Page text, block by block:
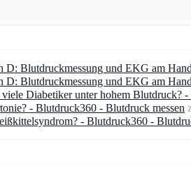
D: Blutdruckmessung und EKG am
D: Blutdruckmessung und EKG am
Diabetiker unter hohem Blutdruck?
- Blutdruck360 - Blutdruck messen
- Blutdruck360 -